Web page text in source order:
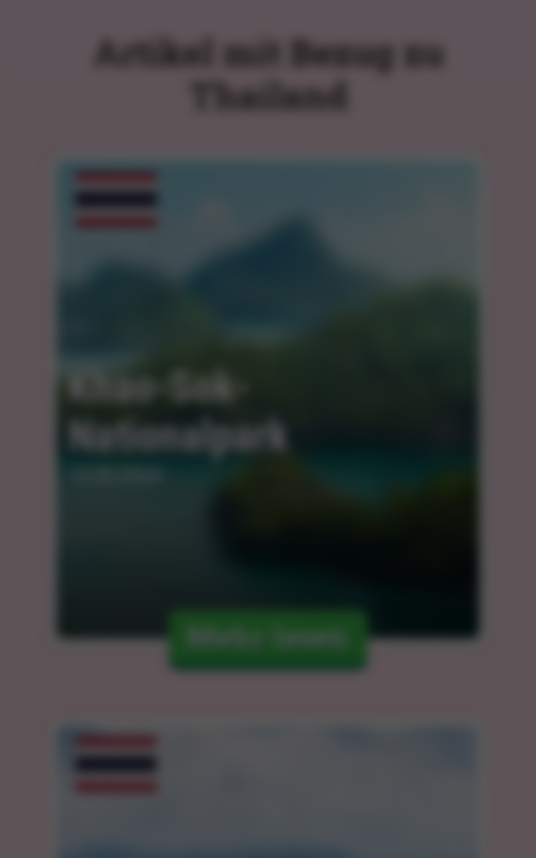
Artikel mit Bezug zu
Thailand
Khao-Sok-
Nationalpark
Mehr lesen